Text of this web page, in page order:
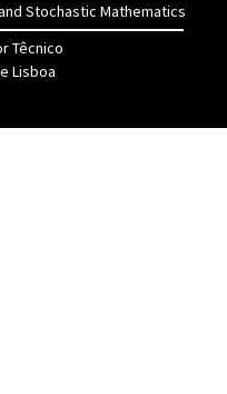
Stochastic Mathematics
Têcnico
Lisboa